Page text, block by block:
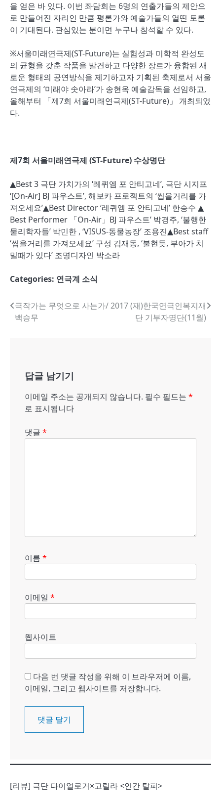
을 얻은 바 있다. 이번 좌담회는 6명의 연출가들의 제안으
로 만들어진 자리인 만큼 평론가와 예술가들의 열띤 토론
이 기대된다. 관심있는 분이면 누구나 참석할 수 있다.
※서울미래연극제(ST-Future)는 실험성과 미학적 완성도
의 균형을 갖춘 작품을 발견하고 다양한 장르가 융합된 새
로운 형태의 공연방식을 제기하고자 기획된 축제로서 서울
연극제의 ‘미래야 솟아라’가 송현옥 예술감독을 선임하고,
올해부터 「제7회 서울미래연극제(ST-Future)」 개최되었
다.
제7회 서울미래연극제 (ST-Future) 수상명단
▲Best 3 극단 가치가의 ‘레퀴엠 포 안티고네’, 극단 시지프
‘[On-Air] BJ 파우스트’, 해보카 프로젝트의 ‘씹을거리를 가
져오세요’▲Best Director ‘레퀴엠 포 안티고네’ 한승수 ▲
Best Performer 「On-Air」BJ 파우스트’ 박경주, ‘불행한
물리학자들’ 박민한 , ‘VISUS-동물농장’ 조용진▲Best staff
‘씹을거리를 가져오세요’ 구성 김재동, ‘불현듯, 부아가 치
밀때가 있다’ 조명디자인 박소라
Categories: 연극계 소식
글
내
극작가는 무엇으로 사는가/
백승무
2017 (재)한국연극인복지재
단 기부자명단(11월)
답글 남기기
이메일 주소는 공개되지 않습니다. 필수 필드는 *
로 표시됩니다
댓글 *
이름 *
이메일 *
웹사이트
다음 번 댓글 작성을 위해 이 브라우저에 이름,
이메일, 그리고 웹사이트를 저장합니다.
[리뷰] 극단 다이얼로거×고릴라 <인간 탈피>